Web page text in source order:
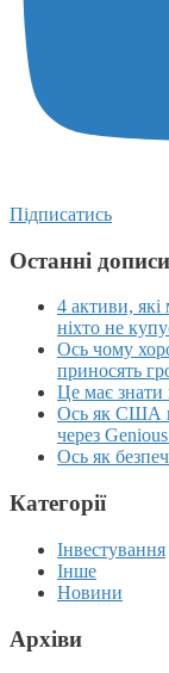
Підписатись
Останні дописи
4 активи, які
ніхто не
Ось чому
приносять
Це має
Ось як США
через
Ось як
Категорії
Інвестування
Інше
Новини
Архіви